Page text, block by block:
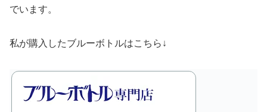
でいます。
私が購入したブルーボトルはこちら↓